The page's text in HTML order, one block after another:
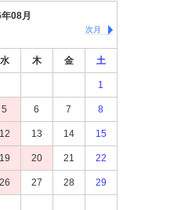
08月
次月
水 木 金 土
1
5 6 7 8
12 13 14 15
19 20 21 22
26 27 28 29